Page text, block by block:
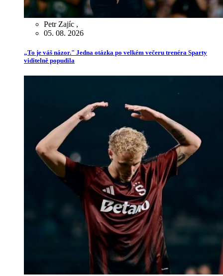
Petr Zajíc ,
05. 08. 2026
„To je váš názor." Jedna otázka po velkém večeru trenéra Sparty
viditelně popudila